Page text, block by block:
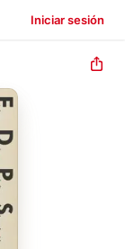
Iniciar sesión